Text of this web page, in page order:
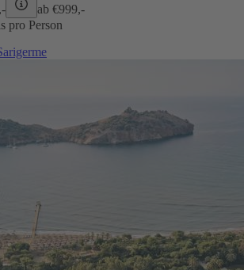
ab €999,-
pro Person